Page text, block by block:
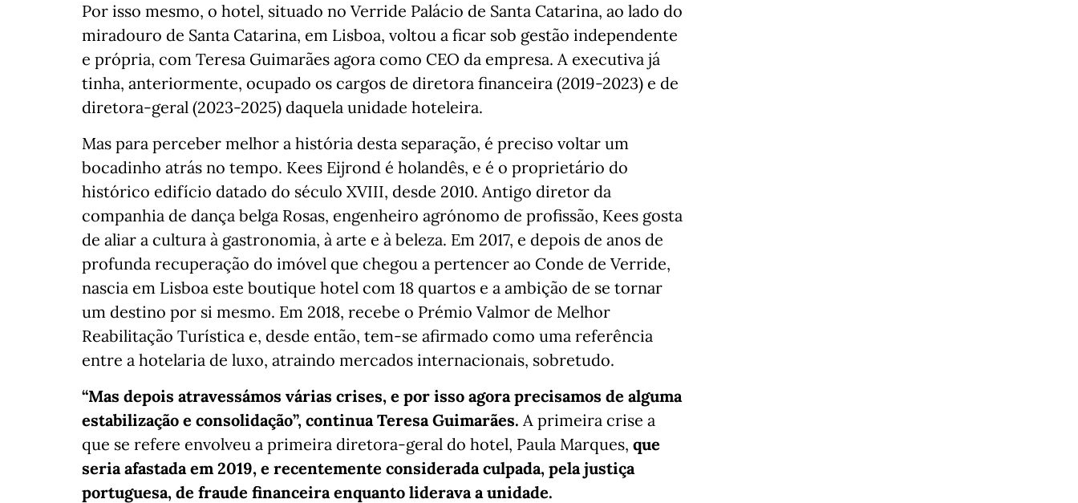
Por isso mesmo, o hotel, situado no Verride Palácio de Santa Catarina, ao lado do
miradouro de Santa Catarina, em Lisboa, voltou a ficar sob gestão independente
e própria, com Teresa Guimarães agora como CEO da empresa. A executiva já
tinha, anteriormente, ocupado os cargos de diretora financeira (2019-2023) e de
diretora-geral (2023-2025) daquela unidade hoteleira.
Mas para perceber melhor a história desta separação, é preciso voltar um
bocadinho atrás no tempo. Kees Eijrond é holandês, e é o proprietário do
histórico edifício datado do século XVIII, desde 2010. Antigo diretor da
companhia de dança belga Rosas, engenheiro agrónomo de profissão, Kees gosta
de aliar a cultura à gastronomia, à arte e à beleza. Em 2017, e depois de anos de
profunda recuperação do imóvel que chegou a pertencer ao Conde de Verride,
nascia em Lisboa este boutique hotel com 18 quartos e a ambição de se tornar
um destino por si mesmo. Em 2018, recebe o Prémio Valmor de Melhor
Reabilitação Turística e, desde então, tem-se afirmado como uma referência
entre a hotelaria de luxo, atraindo mercados internacionais, sobretudo.
“Mas depois atravessámos várias crises, e por isso agora precisamos de alguma
estabilização e consolidação”, continua Teresa Guimarães. A primeira crise a
que se refere envolveu a primeira diretora-geral do hotel, Paula Marques, que
seria afastada em 2019, e recentemente considerada culpada, pela justiça
portuguesa, de fraude financeira enquanto liderava a unidade.